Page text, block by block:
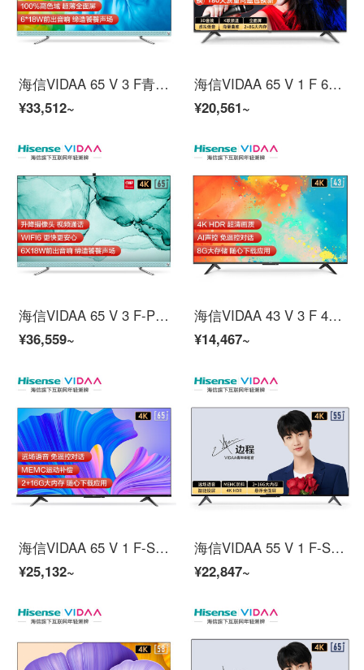
海信VIDAA 65 V 3 F青テレビ65インチ4 K超高精細金属全面スクリーン海信テレビ3 G+16 G知恵スクリーン人工知能液晶教育タブレットテレビ
¥33,512~
海信VIDAA 65 V 1 F 65インチ4 K超高精細、全面的なテレビK歌テレビ知恵スクリーン2 G+8 G教育テレビスマート音声液晶パネルテレビ
¥20,561~
海信VIDAA 65 V 3 F-PRO青テレビ65インチ4 K超高精細金属全面スクリーン3 G+32 G社交テレビ人工知能液晶教育フラットテレビ
¥36,559~
海信VIDAA 43 V 3 F 43インチ4 K超高精細フルスクリーン1.5 G+8 G教育テレビ人工知能液晶パネルテレビ
¥14,467~
海信VIDAA 65 V 1 F-S 65インチ超薄型インテリジェントスクリーンテレビ4 K超高清2+16 G教育テレビ人工知能遠場音声液晶パネルテレビ
¥25,132~
海信VIDAA 55 V 1 F-S 55インチ超薄型インテリジェントスクリーンテレビ4 K超高清2+16 G教育テレビ人工知能遠場音声液晶パネルテレビ
¥22,847~